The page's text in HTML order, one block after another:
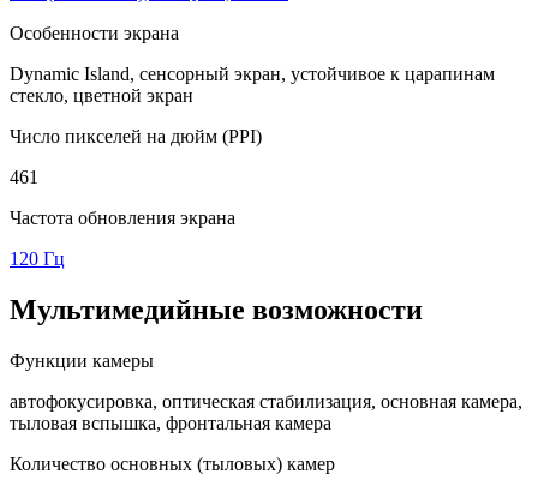
Особенности экрана
Dynamic Island, сенсорный экран, устойчивое к царапинам
стекло, цветной экран
Число пикселей на дюйм (PPI)
461
Частота обновления экрана
120 Гц
Мультимедийные возможности
Функции камеры
автофокусировка, оптическая стабилизация, основная камера,
тыловая вспышка, фронтальная камера
Количество основных (тыловых) камер